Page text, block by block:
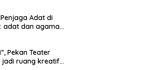
Adat di
adat dan agama
Pekan Teater
jadi ruang kreatif